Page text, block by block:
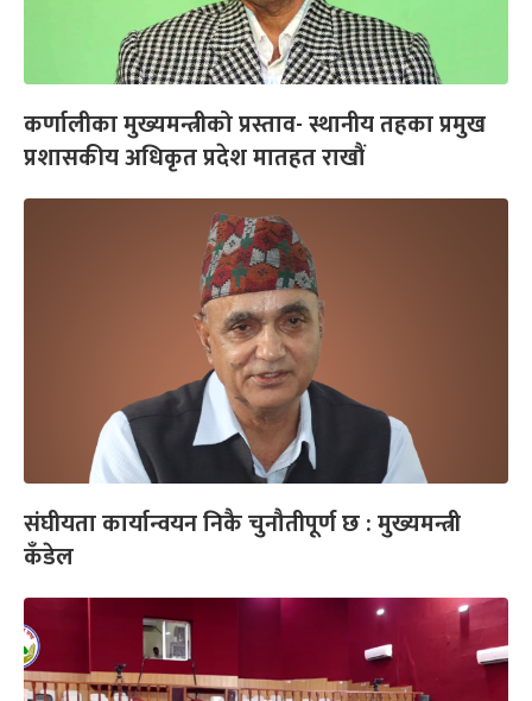
कर्णालीका मुख्यमन्त्रीको प्रस्ताव- स्थानीय तहका प्रमुख
प्रशासकीय अधिकृत प्रदेश मातहत राखौं
संघीयता कार्यान्वयन निकै चुनौतीपूर्ण छ : मुख्यमन्त्री
कँडेल